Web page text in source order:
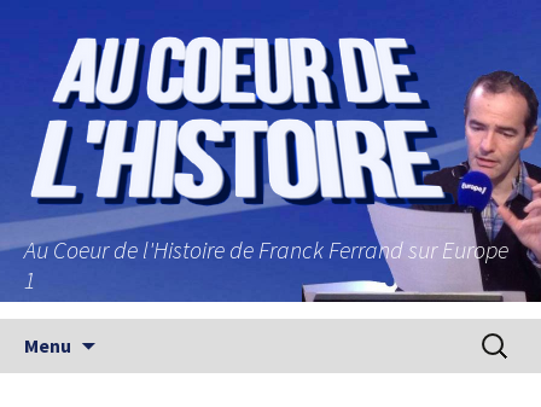
Au Coeur de l'Histoire de Franck Ferrand sur Europe
1
Menu